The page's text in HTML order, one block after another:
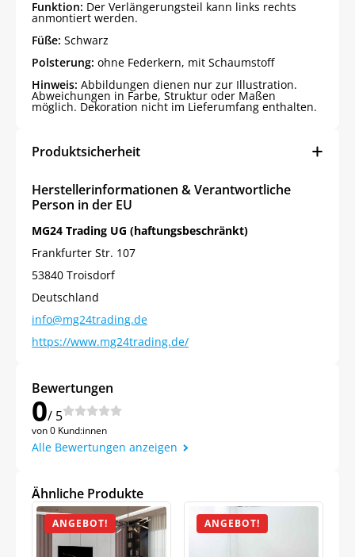
Funktion: Der Verlängerungsteil kann links rechts
anmontiert werden.
Füße: Schwarz
Polsterung: ohne Federkern, mit Schaumstoff
Hinweis: Abbildungen dienen nur zur Illustration.
Abweichungen in Farbe, Struktur oder Maßen
möglich. Dekoration nicht im Lieferumfang enthalten.
Produktsicherheit
Herstellerinformationen & Verantwortliche
Person in der EU
MG24 Trading UG (haftungsbeschränkt)
Frankfurter Str. 107
53840 Troisdorf
Deutschland
info@mg24trading.de
https://www.mg24trading.de/
Bewertungen
0/ 5
von 0 Kund:innen
Alle Bewertungen anzeigen
Ähnliche Produkte
ANGEBOT! ANGEBOT!